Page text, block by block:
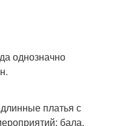
однозначно
платья с
бала,